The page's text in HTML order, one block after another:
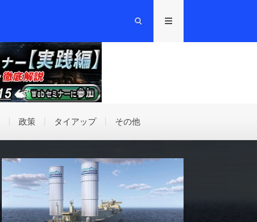
政策 タイアップ その他